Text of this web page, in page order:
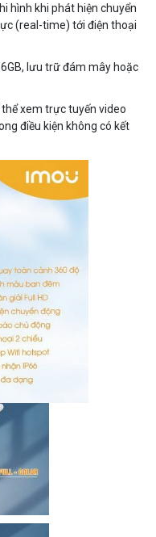
hình khi phát hiện chuyển
(real-time) tới điện thoại
lưu trữ đám mây hoặc
xem trực tuyến video
điều kiện không có kết